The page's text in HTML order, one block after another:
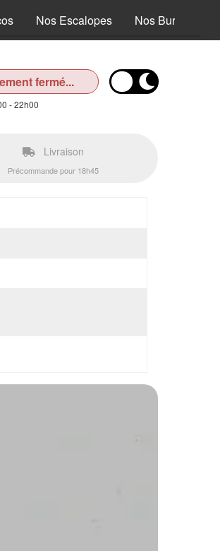
Nos Escalopes Nos Burgers
fermé...
- 22h00
Livraison
Précommande pour 18h45